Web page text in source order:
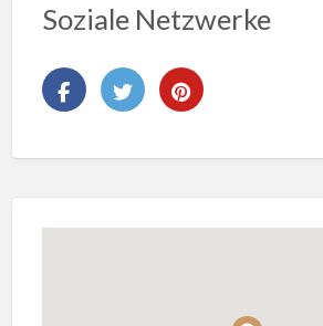
Soziale Netzwerke